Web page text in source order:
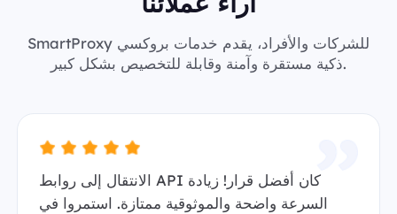
SmartProxy للشركات والأفراد، يقدم خدمات بروكسي
ذكية مستقرة وآمنة وقابلة للتخصيص بشكل كبير.
الانتقال إلى روابط API كان أفضل قرار! زيادة
السرعة واضحة والموثوقية ممتازة. استمروا في